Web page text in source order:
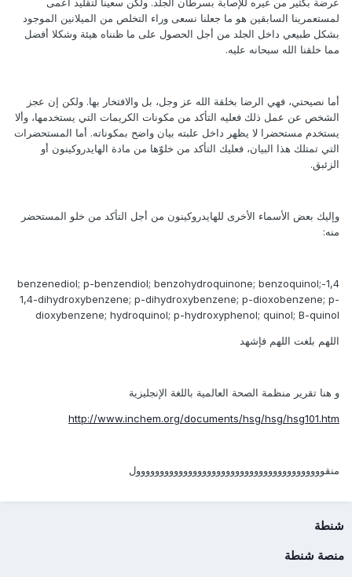
عرضة بكثير من غيره للإصابة بسرطان الجلد. ولكن سعينا لتقليد أعمى
لمستعمرينا السابقين هو ما جعلنا نسعى وراء التخلص من الميلانين الموجود
بشكل طبيعي داخل الجلد من أجل الحصول على ما ظنناه هيئة وشكلا أفضل
مما خلقنا الله سبحانه عليه.
أما نصيحتي، فهي الرضا بخلقة الله عز وجل، بل والافتخار بها. ولكن إن عجز
الشخص عن عمل ذلك فعليه التأكد من مكونات الكريمات التي يستخدمها، وألا
يستخدم مستحضرا لا يظهر داخل علبته بيان واضح بمكوناته. أما المستحضرات
التي تمتلك هذا البيان، فعليك التأكد من خلوّها من مادة الهايدروكينون أو
الزئبق.
وإليك بعض الأسماء الأخرى للهايدروكينون من أجل التأكد من خلو المستحضر
منه:
1,4-benzenediol; p-benzendiol; benzohydroquinone; benzoquinol;
1,4-dihydroxybenzene; p-dihydroxybenzene; p-dioxobenzene; p-
dioxybenzene; hydroquinol; p-hydroxyphenol; quinol; B-quinol
اللهم بلغت اللهم فإشهد
و هنا تقرير منظمة الصحة العالمية باللغة الإنجليزية
http://www.inchem.org/documents/hsg/hsg/hsg101.htm
منقوووووووووووووووووووووووووووووووووووووووول
شنطة
منصة شنطة